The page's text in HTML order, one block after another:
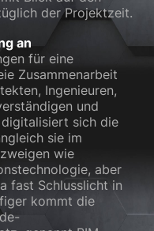
der Projektzeit.
an
für eine
Zusammenarbeit
Ingenieuren,
und
sich die
sie im
wie
aber
fast Schlusslicht in
kommt die
Funktionen und sind für
anzeigen
Diese Informationen
unsere Website nutzen.
anzeigen
Plattformen werden